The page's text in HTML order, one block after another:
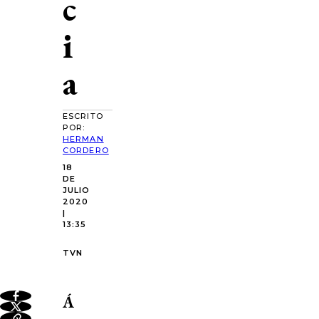
i
a
ESCRITO
POR:
HERMAN
CORDERO
18
DE
JULIO
2020
|
13:35
TVN
Á